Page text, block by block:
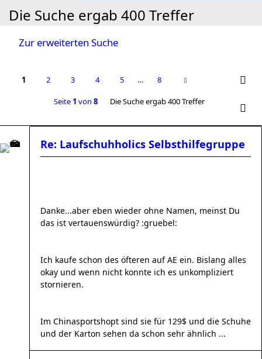
Die Suche ergab 400 Treffer
Zur erweiterten Suche
1 2 3 4 5 … 8
Seite 1 von 8 Die Suche ergab 400 Treffer
Re: Laufschuhholics Selbsthilfegruppe
Danke...aber eben wieder ohne Namen, meinst Du
das ist vertauenswürdig? :gruebel:
Ich kaufe schon des öfteren auf AE ein. Bislang alles
okay und wenn nicht konnte ich es unkompliziert
stornieren.
Im Chinasportshopt sind sie für 129$ und die Schuhe
und der Karton sehen da schon sehr ähnlich ...